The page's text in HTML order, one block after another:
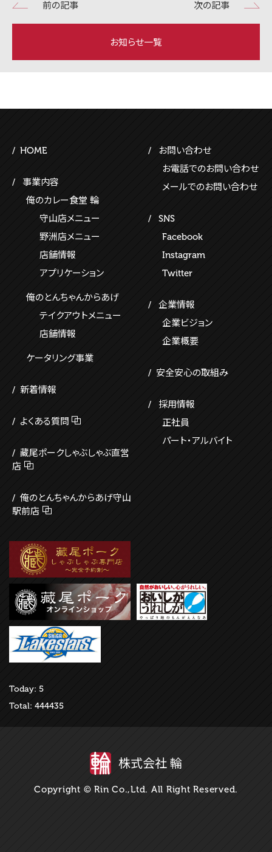
前の記事 次の記事
お知らせ一覧
HOME
事業内容
俺のカレー食堂 輪
守山店メニュー
野洲店メニュー
店舗情報
アプリケーション
俺のとんちゃんからあげ
テイクアウトメニュー
店舗情報
ケータリング事業
新着情報
よくある質問
藏尾ポークしゃぶしゃぶ直営
店
俺のとんちゃんからあげ守山
駅前店
お問い合わせ
お電話でのお問い合わせ
メールでのお問い合わせ
SNS
Facebook
Instagram
Twitter
企業情報
企業ビジョン
企業概要
安全安心の取組み
採用情報
正社員
パート・アルバイト
Today: 5
Total: 444435
株式会社 輪
Copyright © Rin Co.,Ltd. All Right Reserved.